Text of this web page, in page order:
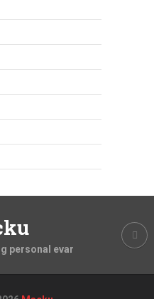
personal evar